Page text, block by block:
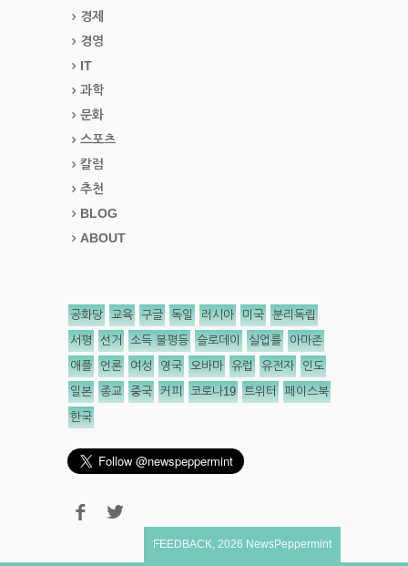
경제
경영
IT
과학
문화
스포츠
칼럼
추천
BLOG
ABOUT
공화당 교육 구글 독일 러시아 미국 분리독립
서평 선거 소득 불평등 슬로데이 실업률 아마존
애플 언론 여성 영국 오바마 유럽 유전자 인도
일본 종교 중국 커피 코로나19 트위터 페이스북
한국
FEEDBACK 2026 NewsPeppermint